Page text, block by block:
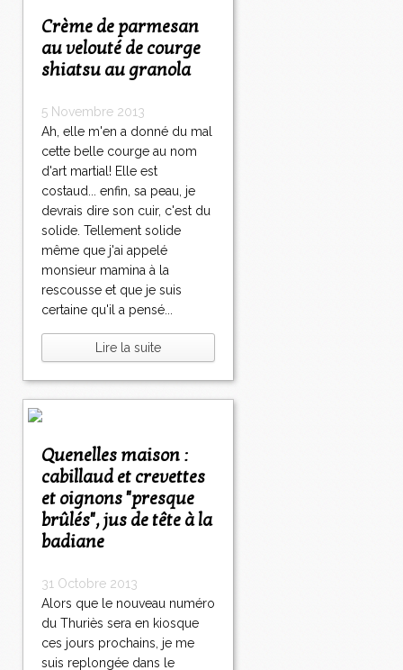
Crème de parmesan
au velouté de courge
shiatsu au granola
5 Novembre 2013
Ah, elle m'en a donné du mal
cette belle courge au nom
d'art martial! Elle est
costaud... enfin, sa peau, je
devrais dire son cuir, c'est du
solide. Tellement solide
même que j'ai appelé
monsieur mamina à la
rescousse et que je suis
certaine qu'il a pensé...
Lire la suite
Quenelles maison :
cabillaud et crevettes
et oignons "presque
brûlés", jus de tête à la
badiane
31 Octobre 2013
Alors que le nouveau numéro
du Thuriès sera en kiosque
ces jours prochains, je me
suis replongée dans le